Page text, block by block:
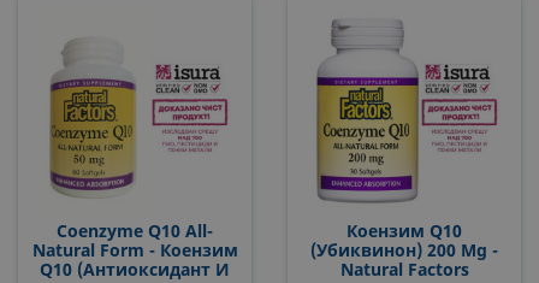
Coenzyme Q10 All-
Natural Form - Коензим
Q10 (Антиоксидант И
Коензим Q10
(убиквинон) 200 Mg -
Natural Factors